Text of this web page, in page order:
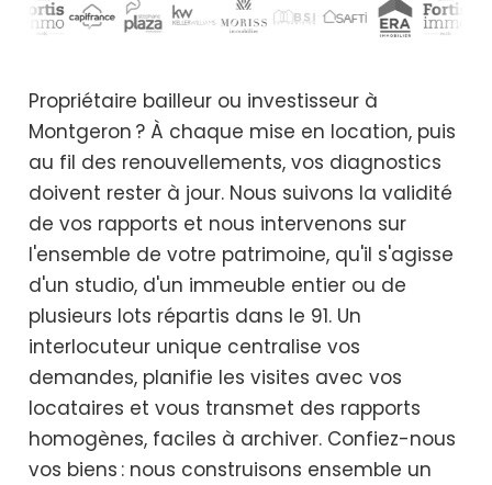
Propriétaire bailleur ou investisseur à
Montgeron ? À chaque mise en location, puis
au fil des renouvellements, vos diagnostics
doivent rester à jour. Nous suivons la validité
de vos rapports et nous intervenons sur
l'ensemble de votre patrimoine, qu'il s'agisse
d'un studio, d'un immeuble entier ou de
plusieurs lots répartis dans le 91. Un
interlocuteur unique centralise vos
demandes, planifie les visites avec vos
locataires et vous transmet des rapports
homogènes, faciles à archiver. Confiez-nous
vos biens : nous construisons ensemble un